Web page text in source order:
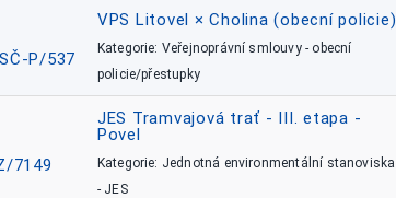
P/537
VPS Litovel × Cholina (obecní policie)
Kategorie: Veřejnoprávní smlouvy - obecní
policie/přestupky
7149
JES Tramvajová trať - III. etapa -
Povel
Kategorie: Jednotná environmentální stanoviska
- JES